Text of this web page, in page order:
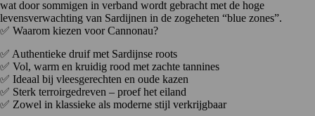
wat door sommigen in verband wordt gebracht met de hoge
levensverwachting van Sardijnen in de zogeheten “blue zones”.
✅ Waarom kiezen voor Cannonau?
✅ Authentieke druif met Sardijnse roots
✅ Vol, warm en kruidig rood met zachte tannines
✅ Ideaal bij vleesgerechten en oude kazen
✅ Sterk terroirgedreven – proef het eiland
✅ Zowel in klassieke als moderne stijl verkrijgbaar